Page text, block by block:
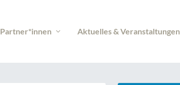
Partner*innen Aktuelles & Veranstaltungen